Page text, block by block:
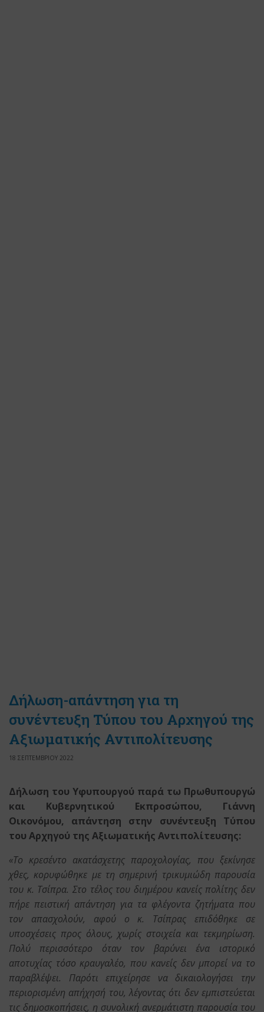
Δήλωση-απάντηση για τη
συνέντευξη Τύπου του Αρχηγού της
Αξιωματικής Αντιπολίτευσης
18 ΣΕΠΤΕΜΒΡΙΟΥ 2022
Δήλωση του Υφυπουργού παρά τω Πρωθυπουργώ
και Κυβερνητικού Εκπροσώπου, Γιάννη
Οικονόμου, απάντηση στην συνέντευξη Τύπου
του Αρχηγού της Αξιωματικής Αντιπολίτευσης:
«Το κρεσέντο ακατάσχετης παροχολογίας, που ξεκίνησε
χθες, κορυφώθηκε με τη σημερινή τρικυμιώδη παρουσία
του κ. Τσίπρα. Στο τέλος του διημέρου κανείς πολίτης δεν
πήρε πειστική απάντηση για τα φλέγοντα ζητήματα που
τον απασχολούν, αφού ο κ. Τσίπρας επιδόθηκε σε
υποσχέσεις προς όλους, χωρίς στοιχεία και τεκμηρίωση.
Πολύ περισσότερο όταν τον βαρύνει ένα ιστορικό
αποτυχίας τόσο κραυγαλέο, που κανείς δεν μπορεί να το
παραβλέψει. Παρότι επιχείρησε να δικαιολογήσει την
περιορισμένη απήχησή του, λέγοντας ότι δεν εμπιστεύεται
τις δημοσκοπήσεις, η συνολική ανερμάτιστη παρουσία του